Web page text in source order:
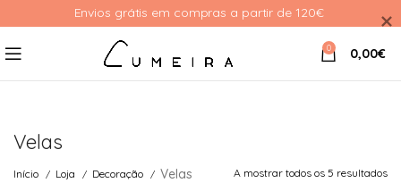
0 0,00€
Velas
Início Loja Decoração Velas A mostrar todos os 5 resultados
Envios grátis em compras a partir de 120€